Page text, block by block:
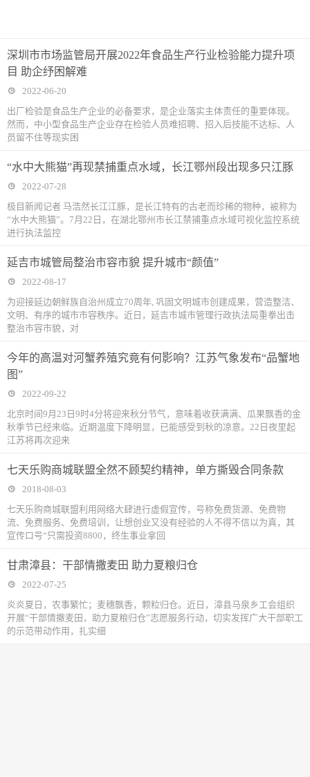
深圳市市场监管局开展2022年食品生产行业检验能力提升项
目 助企纾困解难
2022-06-20
出厂检验是食品生产企业的必备要求，是企业落实主体责任的重要体现。
然而，中小型食品生产企业存在检验人员难招聘、招入后技能不达标、人
员留不住等现实困
“水中大熊猫”再现禁捕重点水域，长江鄂州段出现多只江豚
2022-07-28
极目新闻记者 马浩然长江江豚，是长江特有的古老而珍稀的物种，被称为
“水中大熊猫”。7月22日，在湖北鄂州市长江禁捕重点水域可视化监控系统
进行执法监控
延吉市城管局整治市容市貌 提升城市“颜值”
2022-08-17
为迎接延边朝鲜族自治州成立70周年, 巩固文明城市创建成果，营造整洁、
文明、有序的城市市容秩序。近日，延吉市城市管理行政执法局重拳出击
整治市容市貌，对
今年的高温对河蟹养殖究竟有何影响？江苏气象发布“品蟹地
图”
2022-09-22
北京时间9月23日9时4分将迎来秋分节气，意味着收获满满、瓜果飘香的金
秋季节已经来临。近期温度下降明显，已能感受到秋的凉意。22日夜里起
江苏将再次迎来
七天乐购商城联盟全然不顾契约精神，单方撕毁合同条款
2018-08-03
七天乐购商城联盟利用网络大肆进行虚假宣传，号称免费货源、免费物
流、免费服务、免费培训，让想创业又没有经验的人不得不信以为真，其
宣传口号“只需投资8800，终生事业拿回
甘肃漳县：干部情撒麦田 助力夏粮归仓
2022-07-25
炎炎夏日，农事繁忙；麦穗飘香，颗粒归仓。近日，漳县马泉乡工会组织
开展“干部情撒麦田，助力夏粮归仓”志愿服务行动，切实发挥广大干部职工
的示范带动作用，扎实细